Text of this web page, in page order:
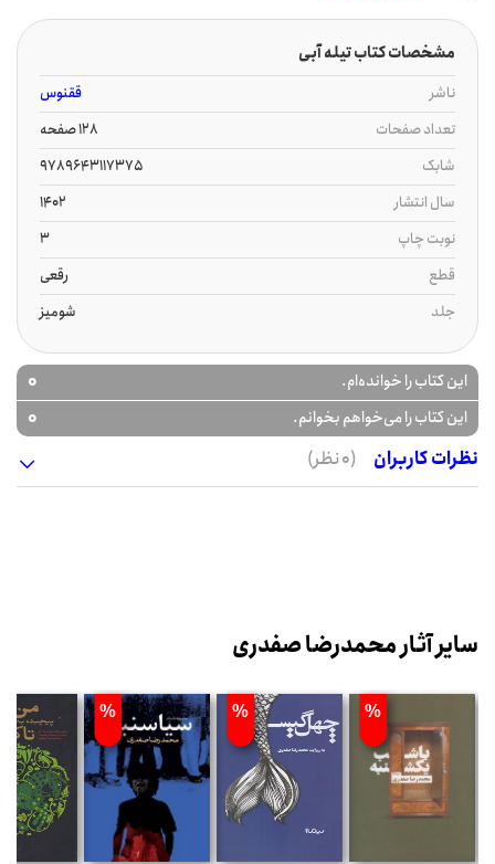
مشخصات کتاب تیله آبی
ناشر
ققنوس
تعداد صفحات
128 صفحه
شابک
9789643117375
سال انتشار
1402
نوبت چاپ
3
قطع
رقعی
جلد
شومیز
این کتاب را خوانده‌ام. 0
این کتاب را می‌خواهم بخوانم.
0
نظرات کاربران
(0 نظر)
سایر آثار محمدرضا صفدری
%
%
%